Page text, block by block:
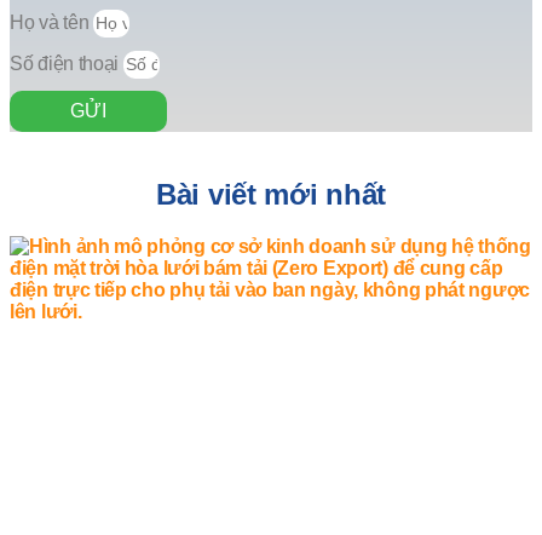
Họ và tên
Số điện thoại
GỬI
Bài viết mới nhất